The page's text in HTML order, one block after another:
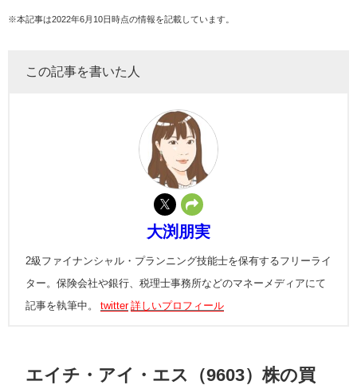
※本記事は2022年6月10日時点の情報を記載しています。
この記事を書いた人
大渕朋実
2級ファイナンシャル・プランニング技能士を保有するフリーライ
ター。保険会社や銀行、税理士事務所などのマネーメディアにて
記事を執筆中。 twitter 詳しいプロフィール
エイチ・アイ・エス（9603）株の買